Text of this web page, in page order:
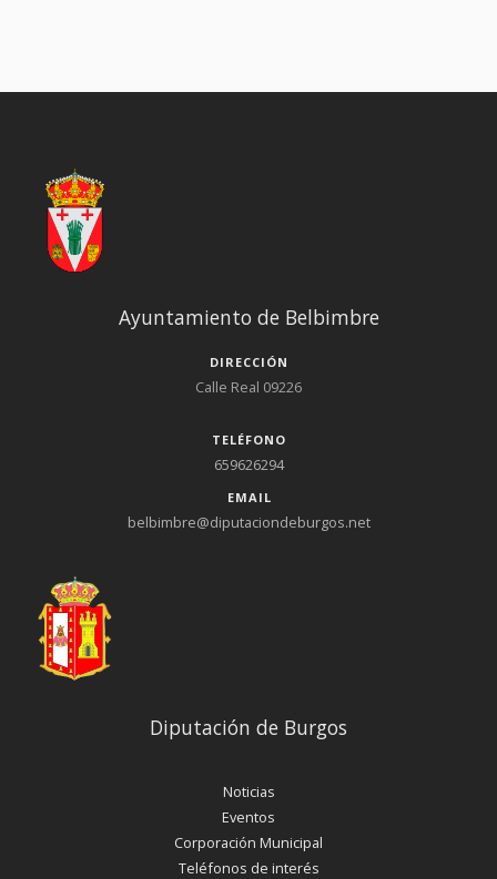
Ayuntamiento de Belbimbre
DIRECCIÓN
Calle Real 09226
TELÉFONO
659626294
EMAIL
belbimbre@diputaciondeburgos.net
Diputación de Burgos
Noticias
Eventos
Corporación Municipal
Teléfonos de interés